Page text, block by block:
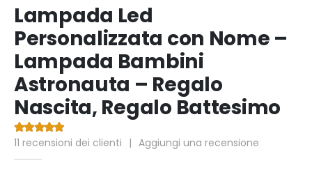
Lampada Led
Personalizzata con Nome –
Lampada Bambini
Astronauta – Regalo
Nascita, Regalo Battesimo
4.64Di 5
11 recensioni dei clienti | Aggiungi una recensione